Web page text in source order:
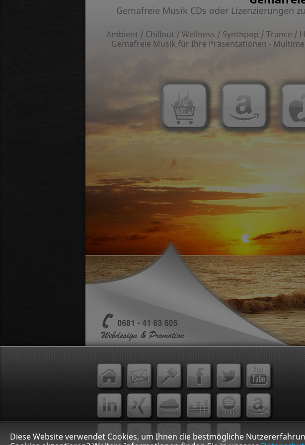
Gemafreie Musik CDs oder Lizenzierungen
Ambient / Chillout / Wellness / Synthpop / Trance /
Gemafreie Musik für Ihre Präsentationen -
Diese Website verwendet Cookies, um Ihnen die bestmögliche